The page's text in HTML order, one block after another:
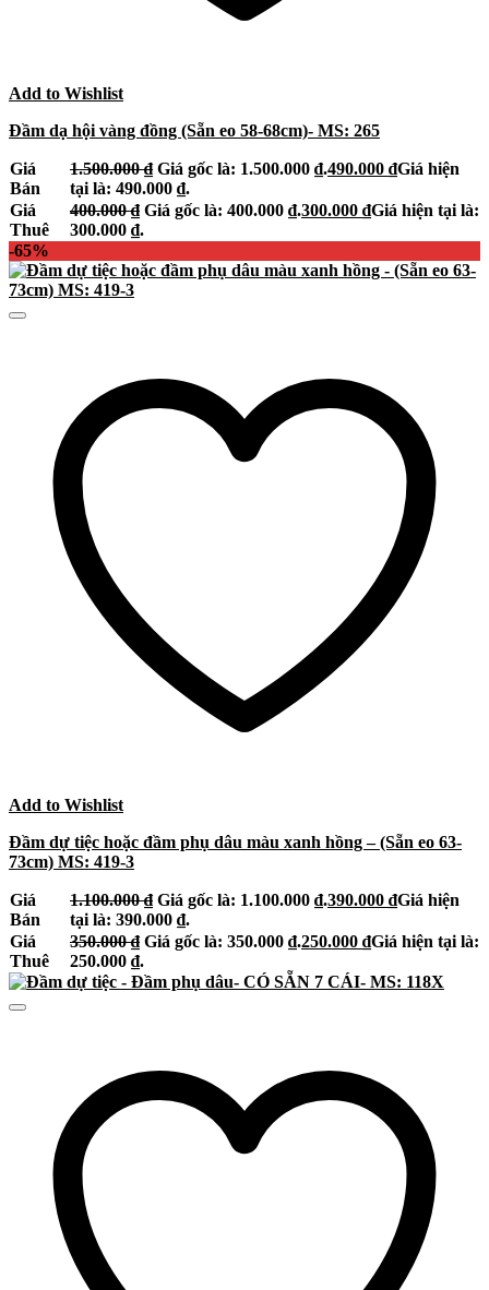
Add to Wishlist
Đầm dạ hội vàng đồng (Sẵn eo 58-68cm)- MS: 265
Giá
Bán
1.500.000₫ Giá gốc là: 1.500.000 ₫.490.000 ₫Giá hiện
tại là: 490.000 ₫.
Giá
Thuê
400.000₫ Giá gốc là: 400.000 ₫.300.000 ₫Giá hiện tại là:
300.000 ₫.
-65%
Add to Wishlist
Đầm dự tiệc hoặc đầm phụ dâu màu xanh hồng – (Sẵn eo 63-
73cm) MS: 419-3
Giá
Bán
1.100.000₫ Giá gốc là: 1.100.000 ₫.390.000 ₫Giá hiện
tại là: 390.000 ₫.
Giá
Thuê
350.000₫ Giá gốc là: 350.000 ₫.250.000 ₫Giá hiện tại là:
250.000 ₫.